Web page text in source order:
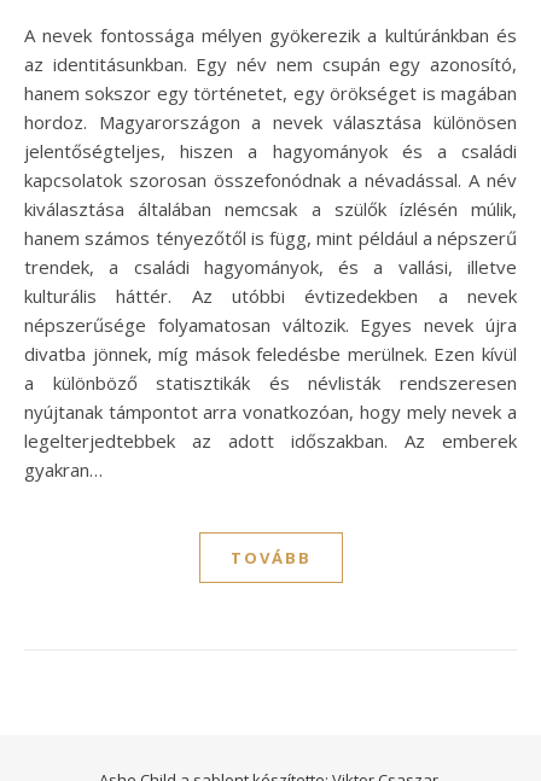
A nevek fontossága mélyen gyökerezik a kultúránkban és
az identitásunkban. Egy név nem csupán egy azonosító,
hanem sokszor egy történetet, egy örökséget is magában
hordoz. Magyarországon a nevek választása különösen
jelentőségteljes, hiszen a hagyományok és a családi
kapcsolatok szorosan összefonódnak a névadással. A név
kiválasztása általában nemcsak a szülők ízlésén múlik,
hanem számos tényezőtől is függ, mint például a népszerű
trendek, a családi hagyományok, és a vallási, illetve
kulturális háttér. Az utóbbi évtizedekben a nevek
népszerűsége folyamatosan változik. Egyes nevek újra
divatba jönnek, míg mások feledésbe merülnek. Ezen kívül
a különböző statisztikák és névlisták rendszeresen
nyújtanak támpontot arra vonatkozóan, hogy mely nevek a
legelterjedtebbek az adott időszakban. Az emberek
gyakran…
TOVÁBB